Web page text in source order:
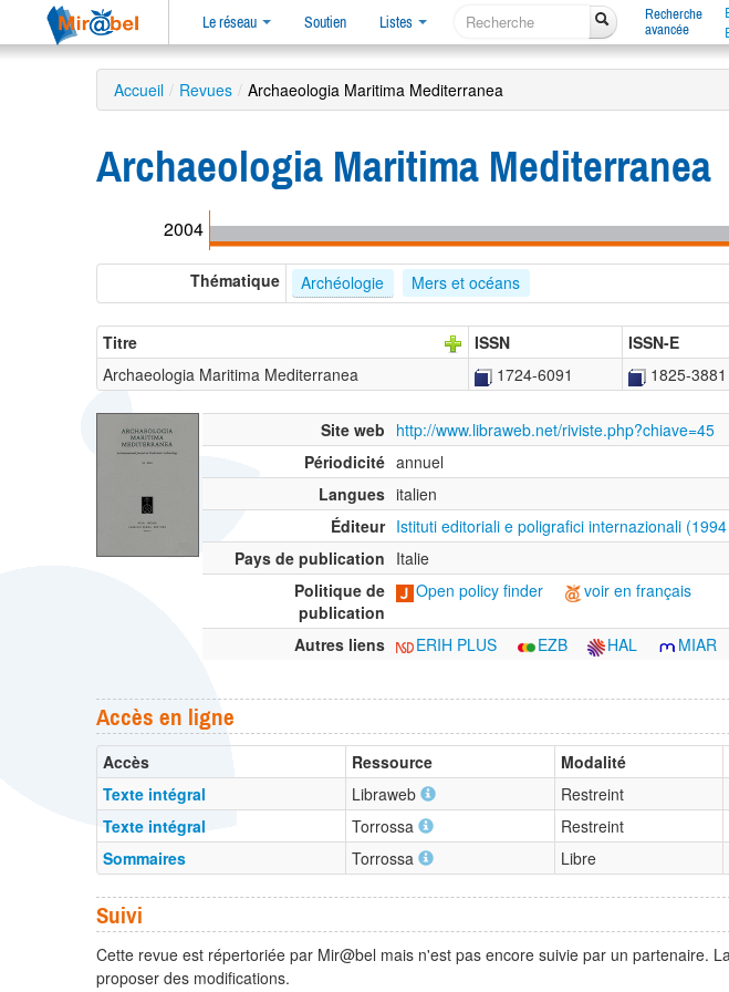
Le réseau Soutien Listes
Recherche
avancée
Accueil / Revues / Archaeologia Maritima Mediterranea
Archaeologia Maritima Mediterranea
2004
Thématique Archéologie Mers et océans
Titre ISSN ISSN-E
Archaeologia Maritima Mediterranea
1724-6091 1825-3881
Site web http://www.libraweb.net/riviste.php?chiave=45
Périodicité annuel
Langues italien
Éditeur Istituti editoriali e poligrafici internazionali
Pays de publication Italie
Politique de
publication
Open policy finder voir en français
Autres liens ERIH PLUS EZB HAL MIAR
Accès en ligne
Accès Ressource Modalité
Texte intégral
Libraweb Restreint
Texte intégral
Torrossa Restreint
Sommaires
Torrossa Libre
Suivi
Cette revue est répertoriée par Mir@bel mais n'est pas encore suivie par un partenaire.
proposer des modifications.